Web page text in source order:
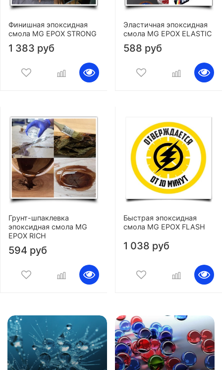
Финишная эпоксидная
смола MG EPOX STRONG
1 383 руб
Эластичная эпоксидная
смола MG EPOX ELASTIC
588 руб
Грунт-шпаклевка
эпоксидная смола MG
EPOX RICH
594 руб
Быстрая эпоксидная
смола MG EPOX FLASH
1 038 руб